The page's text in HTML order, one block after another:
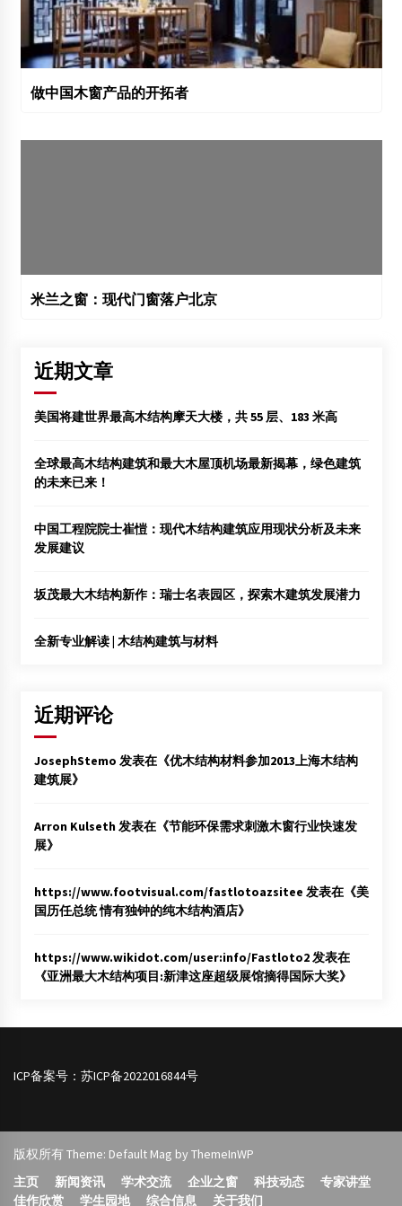
做中国木窗产品的开拓者
米兰之窗：现代门窗落户北京
近期文章
美国将建世界最高木结构摩天大楼，共 55 层、183 米高
全球最高木结构建筑和最大木屋顶机场最新揭幕，绿色建筑
的未来已来！
中国工程院院士崔愷：现代木结构建筑应用现状分析及未来
发展建议
坂茂最大木结构新作：瑞士名表园区，探索木建筑发展潜力
全新专业解读 | 木结构建筑与材料
近期评论
JosephStemo 发表在《优木结构材料参加2013上海木结构
建筑展》
Arron Kulseth发表在《节能环保需求刺激木窗行业快速发
展》
https://www.footvisual.com/fastlotoazsitee 发表在《美
国历任总统 情有独钟的纯木结构酒店》
https://www.wikidot.com/user:info/Fastloto2发表在
《亚洲最大木结构项目:新津这座超级展馆摘得国际大奖》
ICP备案号： 苏ICP备2022016844号
版权所有 Theme: Default Mag by ThemeInWP
主页
新闻资讯 学术交流 企业之窗 科技动态
专家讲堂
佳作欣赏
学生园地 综合信息 关于我们